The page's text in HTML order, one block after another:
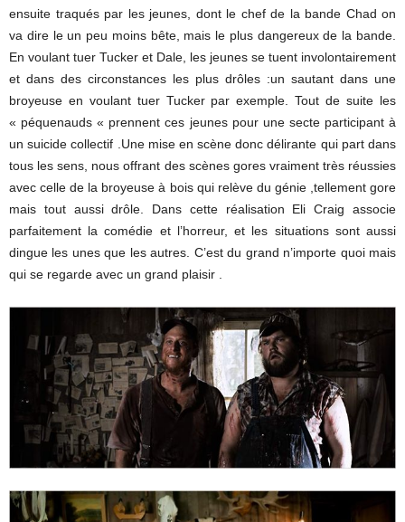
ensuite traqués par les jeunes, dont le chef de la bande Chad on
va dire le un peu moins bête, mais le plus dangereux de la bande.
En voulant tuer Tucker et Dale, les jeunes se tuent involontairement
et dans des circonstances les plus drôles :un sautant dans une
broyeuse en voulant tuer Tucker par exemple. Tout de suite les
« péquenauds « prennent ces jeunes pour une secte participant à
un suicide collectif .Une mise en scène donc délirante qui part dans
tous les sens, nous offrant des scènes gores vraiment très réussies
avec celle de la broyeuse à bois qui relève du génie ,tellement gore
mais tout aussi drôle. Dans cette réalisation Eli Craig associe
parfaitement la comédie et l’horreur, et les situations sont aussi
dingue les unes que les autres. C’est du grand n’importe quoi mais
qui se regarde avec un grand plaisir .